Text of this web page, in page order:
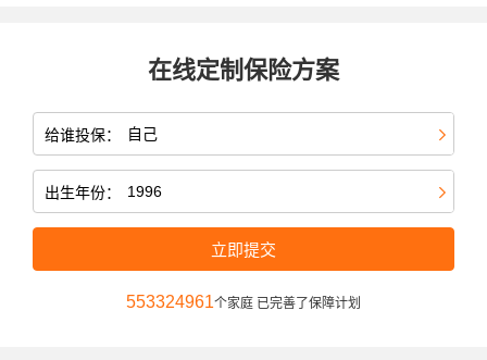
在线定制保险方案
给谁投保：
出生年份：
立即提交
553324961个家庭 已完善了保障计划